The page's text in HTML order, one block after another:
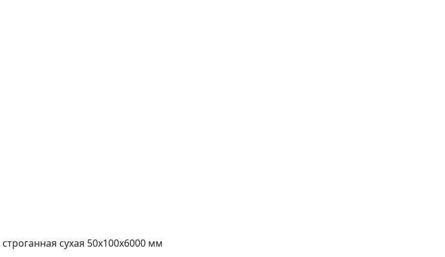
сухая 50х100х6000 мм